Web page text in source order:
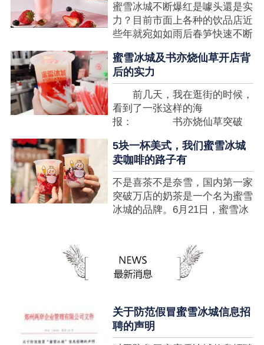
其中的创业商机呢?许多投资者
都会了解我开一家蜜雪冰城要多
少钱?....
蜜雪冰城不断爆红是噱头還是实
力？目前市面上各种的饮品店近
些年就宛如如雨后春笋快速不断
有运营不小心便会被取代，由于
受年青人的喜爱，再加全国人民
的经济发展水准提升，奶茶饮品
行业发展趋势快速，因此 这一
制造行业有着十分....
蜜雪冰城及书亦烧仙草开店背
后的实力
前几天，我在逛街的时候，
看到了一张这样的海
报： 书亦烧仙草突破
了，这个连名字都没怎么听过的
奶茶店，怎么就悄咪咪地开了这
么多家了？ 也许大家对
5000 家店是什么量级没什么概
念，我来给对....
5块一杯美式，我们蜜雪冰城
卖咖啡的路子有
不是喜茶不是奈雪，国内第一家
突破万店的奶茶是一个名为蜜雪
冰城的品牌。6月21日，蜜雪冰
家，买多少送多少”的横幅，这
个自1997年开始营业的街边奶
茶店正逐渐展露它的锋芒。不过
关于防范假冒蜜雪冰城信息招
聘的声明